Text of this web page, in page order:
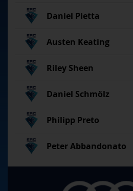
Daniel Pietta
Austen Keating
Riley Sheen
Daniel Schmölz
Philipp Preto
Peter Abbandonato